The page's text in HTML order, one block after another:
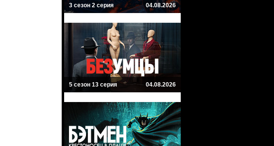
3 сезон 2 серия 04.08.2026
5 сезон 13 серия 04.08.2026